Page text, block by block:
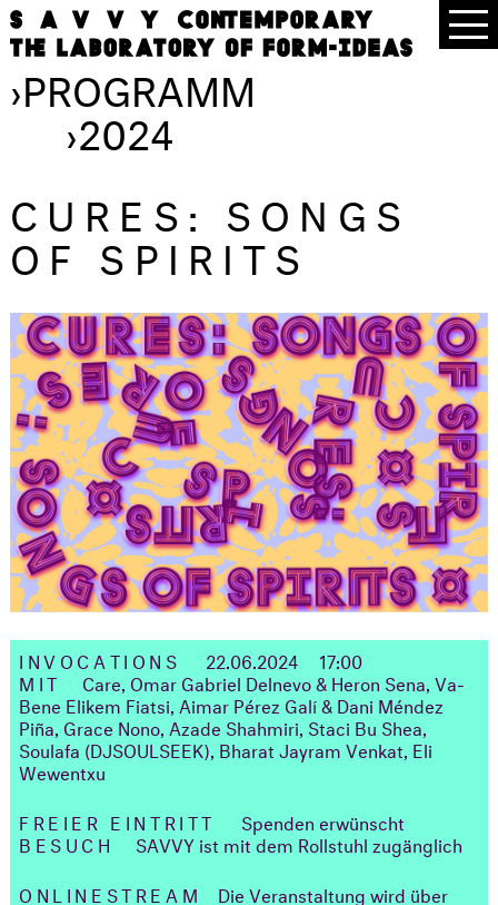
›PROGRAMM
›2024
CURES: SONGS
OF SPIRITS
INVOCATIONS 22.06.2024
17:00
MIT
Care, Omar Gabriel Delnevo & Heron Sena, Va-
Bene Elikem Fiatsi, Aimar Pérez Galí & Dani Méndez
Piña, Grace Nono, Azade Shahmiri, Staci Bu Shea,
Soulafa (DJSOULSEEK), Bharat Jayram Venkat, Eli
Wewentxu
FREIER EINTRITT
Spenden erwünscht
BESUCH
SAVVY ist mit dem Rollstuhl zugänglich
ONLINESTREAM
Die Veranstaltung wird über